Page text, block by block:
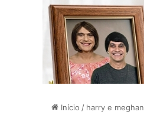
Início / harry e meghan